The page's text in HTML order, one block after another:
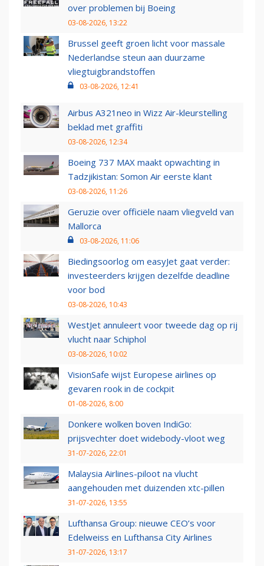
over problemen bij Boeing
03-08-2026, 13:22
Brussel geeft groen licht voor massale
Nederlandse steun aan duurzame
vliegtuigbrandstoffen
03-08-2026, 12:41
Airbus A321neo in Wizz Air-kleurstelling
beklad met graffiti
03-08-2026, 12:34
Boeing 737 MAX maakt opwachting in
Tadzjikistan: Somon Air eerste klant
03-08-2026, 11:26
Geruzie over officiële naam vliegveld van
Mallorca
03-08-2026, 11:06
Biedingsoorlog om easyJet gaat verder:
investeerders krijgen dezelfde deadline
voor bod
03-08-2026, 10:43
WestJet annuleert voor tweede dag op rij
vlucht naar Schiphol
03-08-2026, 10:02
VisionSafe wijst Europese airlines op
gevaren rook in de cockpit
01-08-2026, 8:00
Donkere wolken boven IndiGo:
prijsvechter doet widebody-vloot weg
31-07-2026, 22:01
Malaysia Airlines-piloot na vlucht
aangehouden met duizenden xtc-pillen
31-07-2026, 13:55
Lufthansa Group: nieuwe CEO’s voor
Edelweiss en Lufthansa City Airlines
31-07-2026, 13:17